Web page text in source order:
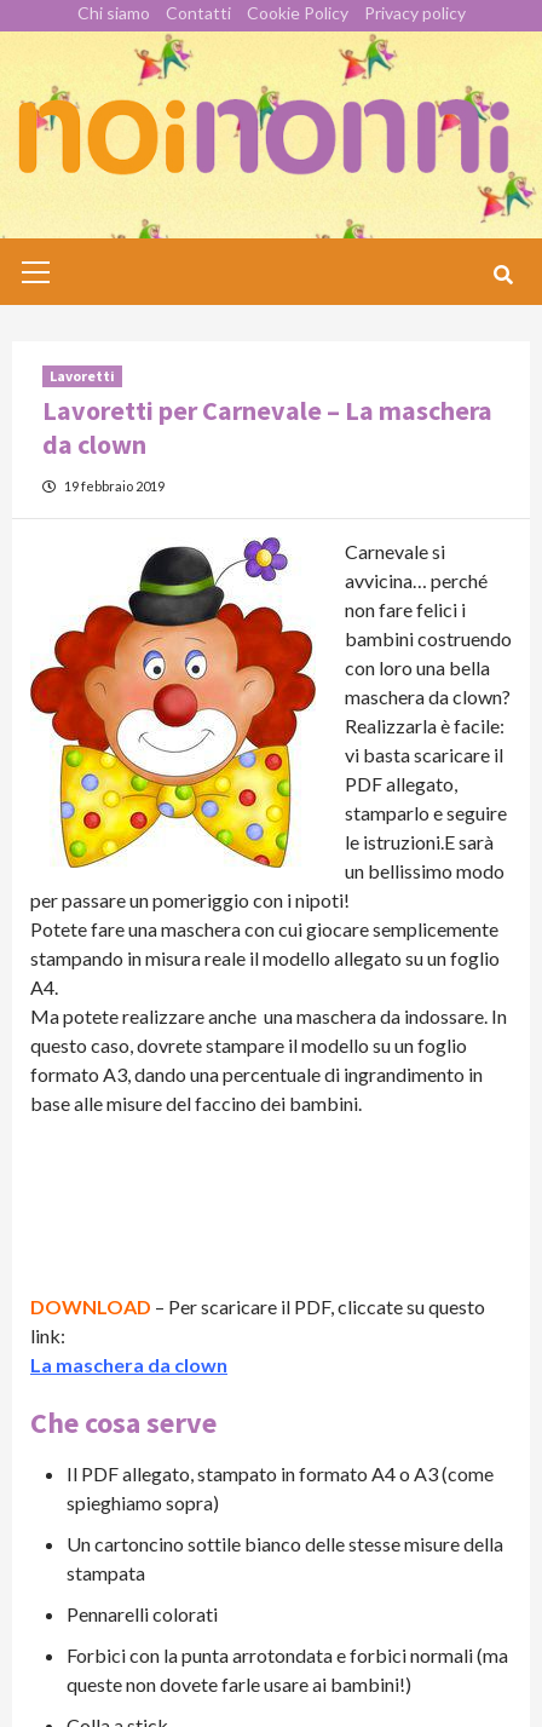
content
Chi siamo Contatti Cookie Policy Privacy policy
Menu
Lavoretti
Lavoretti per Carnevale – La maschera
da clown
19 febbraio 2019
Carnevale si
avvicina… perché
non fare felici i
bambini costruendo
con loro una bella
maschera da clown?
Realizzarla è facile:
vi basta scaricare il
PDF allegato,
stamparlo e seguire
le istruzioni.E sarà
un bellissimo modo
per passare un pomeriggio con i nipoti!
Potete fare una maschera con cui giocare semplicemente
stampando in misura reale il modello allegato su un foglio
A4.
Ma potete realizzare anche una maschera da indossare. In
questo caso, dovrete stampare il modello su un foglio
formato A3, dando una percentuale di ingrandimento in
base alle misure del faccino dei bambini.
DOWNLOAD – Per scaricare il PDF, cliccate su questo
link:
La maschera da clown
Che cosa serve
Il PDF allegato, stampato in formato A4 o A3 (come
spieghiamo sopra)
Un cartoncino sottile bianco delle stesse misure della
stampata
Pennarelli colorati
Forbici con la punta arrotondata e forbici normali (ma
queste non dovete farle usare ai bambini!)